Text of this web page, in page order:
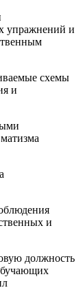
упражнений и
схемы
и
и
должность